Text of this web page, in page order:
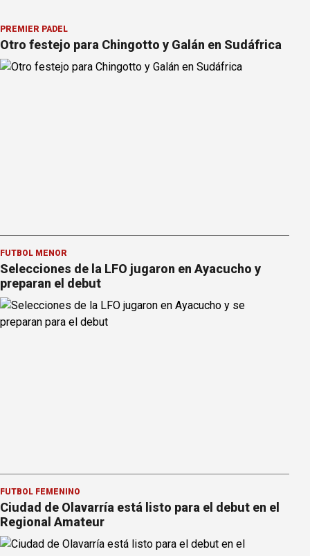
PREMIER PÁDEL
Otro festejo para Chingotto y Galán en Sudáfrica
FÚTBOL MENOR
Selecciones de la LFO jugaron en Ayacucho y
preparan el debut
FÚTBOL FEMENINO
Ciudad de Olavarría está listo para el debut en el
Regional Amateur